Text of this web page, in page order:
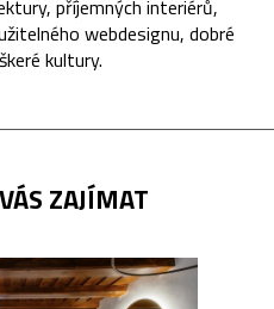
příjemných interiérů,
webdesignu, dobré
kultury.
ZAJÍMAT